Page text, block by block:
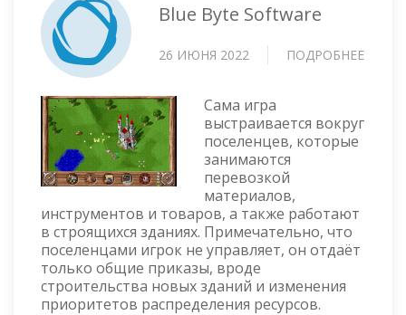
Blue Byte Software
26 ИЮНЯ 2022 ПОДРОБНЕЕ
Сама игра
выстраивается вокруг
поселенцев, которые
занимаются
перевозкой
материалов,
инструментов и товаров, а также работают
в строящихся зданиях. Примечательно, что
поселенцами игрок не управляет, он отдаёт
только общие приказы, вроде
строительства новых зданий и изменения
приоритетов распределения ресурсов.